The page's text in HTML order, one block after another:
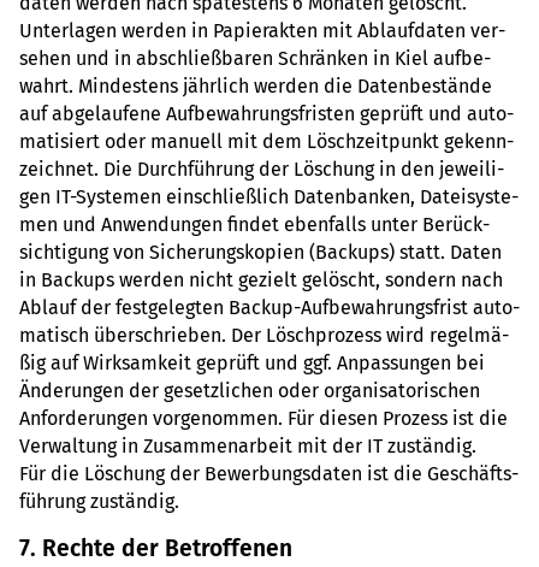
Unter­la­gen werden in Papier­ak­ten mit Ablauf­da­ten ver­
se­hen und in abschließ­ba­ren Schrän­ken in Kiel auf­be­
wahrt. Min­des­tens jähr­lich werden die Daten­be­stände
auf abge­lau­fene Auf­be­wah­rungs­fris­ten geprüft und auto­
ma­ti­siert oder manu­ell mit dem Lösch­zeit­punkt gekenn­
zeich­net. Die Durch­füh­rung der Löschung in den jewei­li­
gen IT-Sys­te­men ein­schlie­ß­lich Daten­ban­ken, Datei­sys­te­
men und Anwen­dun­gen findet eben­falls unter Berück­
sich­ti­gung von Siche­rungs­ko­pien (Back­ups) statt. Daten
in Back­ups werden nicht gezielt gelöscht, son­dern nach
Ablauf der fest­ge­leg­ten Backup-Auf­be­wah­rungs­frist auto­
ma­tisch über­schrie­ben. Der Lösch­pro­zess wird regel­mä­
ßig auf Wirk­sam­keit geprüft und ggf. Anpas­sun­gen bei
Ände­run­gen der gesetz­li­chen oder orga­ni­sa­to­ri­schen
Anfor­de­run­gen vor­ge­nom­men. Für diesen Pro­zess ist die
Ver­wal­tung in Zusam­men­ar­beit mit der IT zustän­dig.
Für die Löschung der Bewer­bungs­da­ten ist die Geschäfts­
füh­rung zustän­dig.
7. Rechte der Betrof­fe­nen